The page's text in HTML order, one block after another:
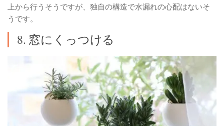
上から行うそうですが、独自の構造で水漏れの心配はないそ
うです。
8. 窓にくっつける